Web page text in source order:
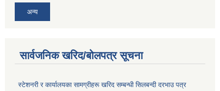
अन्य
सार्वजनिक खरिद/बोलपत्र सूचना
स्टेशनरी र कार्यालयका सामग्रीहरू खरिद सम्बन्धी सिलबन्दी दरभाउ पत्र